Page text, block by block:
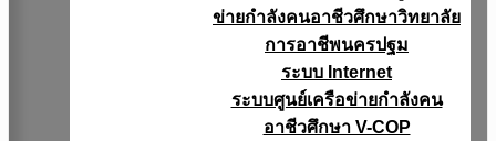
ข่ายกำลังคนอาชีวศึกษาวิทยาลัย
การอาชีพนครปฐม
ระบบ Internet
ระบบศูนย์เครือข่ายกำลังคน
อาชีวศึกษา V-COP